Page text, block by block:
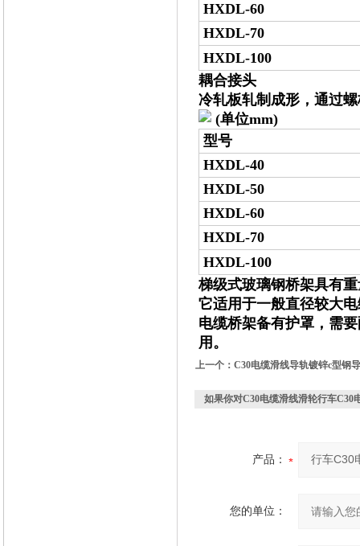
HXDL-60
HXDL-70
HXDL-100
耦合接头
冷轧板轧制成形，通过
(单位mm)
型号
HXDL-40
HXDL-50
HXDL-60
HXDL-70
HXDL-100
梯级式玻璃钢桥架具有
它适用于一般直径较大
电缆桥架备有护罩，需
用。
上一个： C30电缆滑线导轨镀锌c型钢
如果你对C30电缆滑线滑轮行车C30
产品：
您的单位：